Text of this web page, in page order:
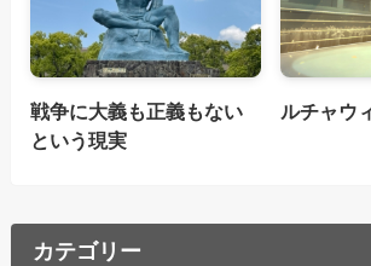
戦争に大義も正義もない
という現実
ルチャウ
カテゴリー